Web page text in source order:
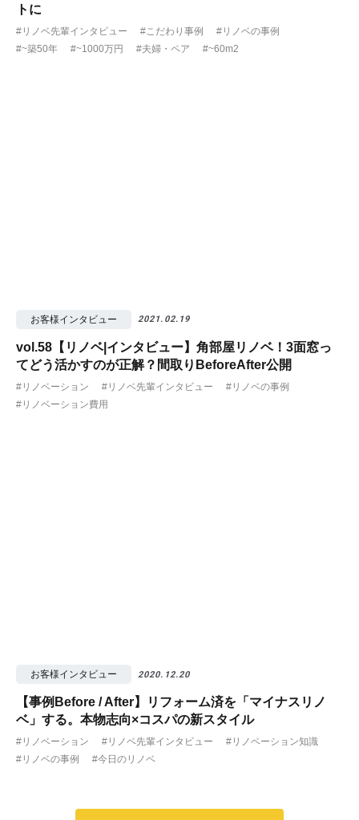
トに
#リノベ先輩インタビュー #こだわり事例
#リノベの事例
#~築50年
#~1000万円 #夫婦・ペア #~60m2
お客様インタビュー 2021.02.19
vol.58【リノベ|インタビュー】角部屋リノベ！3面窓っ
てどう活かすのが正解？間取りBeforeAfter公開
#リノベーション #リノベ先輩インタビュー
#リノベの事例
#リノベーション費用
お客様インタビュー 2020.12.20
【事例Before / After】リフォーム済を「マイナスリノ
ベ」する。本物志向×コスパの新スタイル
#リノベーション #リノベ先輩インタビュー
#リノベーション知識
#リノベの事例
#今日のリノベ